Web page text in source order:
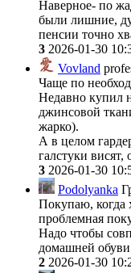
Наверное- по
были лишние,
пенсии точно
3 2026-01-30
Vovland
Чаще по
Недавно купил
джинсовой
жарко).
А в целом
галстуки
3 2026-01-30
Podolyanka
Покупаю, когда
проблемная
Надо чтобы
домашней
2 2026-01-30